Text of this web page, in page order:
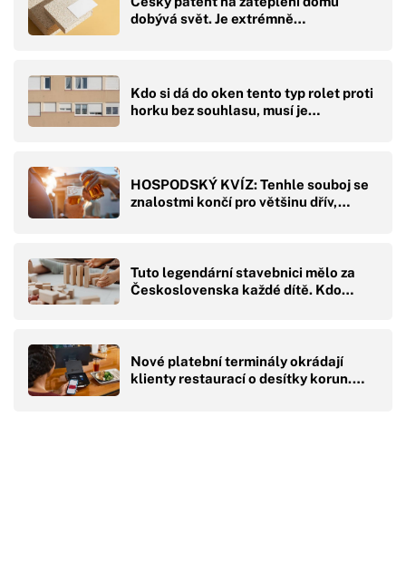
dobývá svět. Je extrémně…
Kdo si dá do oken tento typ rolet proti
horku bez souhlasu, musí je…
HOSPODSKÝ KVÍZ: Tenhle souboj se
znalostmi končí pro většinu dřív,…
Tuto legendární stavebnici mělo za
Československa každé dítě. Kdo…
Nové platební terminály okrádají
klienty restaurací o desítky korun.…